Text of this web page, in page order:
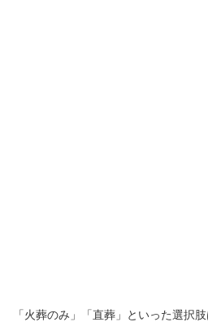
「火葬のみ」「直葬」といった選択